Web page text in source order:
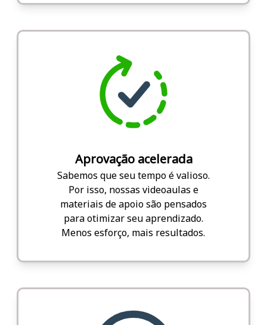
Aprovação acelerada
Sabemos que seu tempo é valioso.
Por isso, nossas videoaulas e
materiais de apoio são pensados
para otimizar seu aprendizado.
Menos esforço, mais resultados.